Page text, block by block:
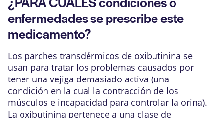
enfermedades se prescribe este
medicamento?
Los parches transdérmicos de oxibutinina se
usan para tratar los problemas causados por
tener una vejiga demasiado activa (una
condición en la cual la contracción de los
músculos e incapacidad para controlar la orina).
La oxibutinina pertenece a una clase de